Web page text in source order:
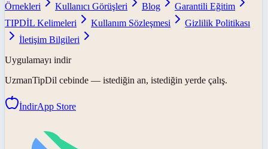
Örnekleri
Kullanıcı Görüşleri Blog
Garantili Eğitim
TIPDİL Kelimeleri
Kullanım Sözleşmesi
Gizlilik Politikası
İletişim Bilgileri
Uygulamayı indir
UzmanTipDil cebinde — istediğin an, istediğin yerde çalış.
İndirApp Store